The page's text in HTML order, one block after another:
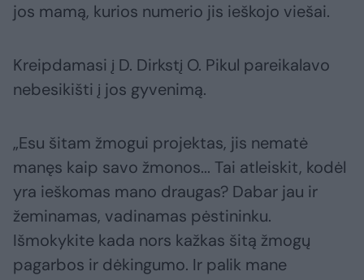
jos mamą, kurios numerio jis ieškojo viešai.
Kreipdamasi į D. Dirkstį O. Pikul pareikalavo
nebesikišti į jos gyvenimą.
„Esu šitam žmogui projektas, jis nematė
manęs kaip savo žmonos... Tai atleiskit, kodėl
yra ieškomas mano draugas? Dabar jau ir
žeminamas, vadinamas pėstininku.
Išmokykite kada nors kažkas šitą žmogų
pagarbos ir dėkingumo. Ir palik mane